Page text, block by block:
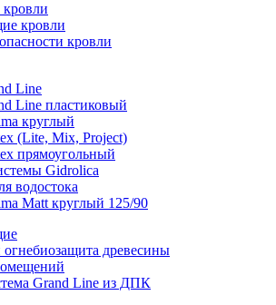
кровли
кровли
кровли
Line
Line пластиковый
круглый
(Lite, Mix, Project)
прямоугольный
Gidrolica
водостока
Matt круглый 125/90
древесины
Grand Line из ДПК